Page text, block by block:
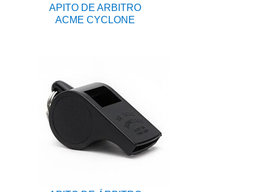
APITO DE ARBITRO
ACME CYCLONE